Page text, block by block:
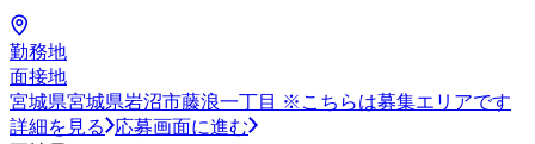
勤務地
面接地
宮城県宮城県岩沼市藤浪一丁目 ※こちらは募集エリアです
詳細を見る
応募画面に進む